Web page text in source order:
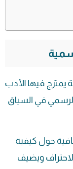
يمتزج فيها الأدب
في السياق
حول كيفية
ويضيف